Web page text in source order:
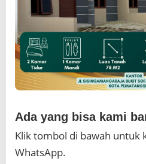
Ada yang bisa kami
Klik tombol di bawah untuk
WhatsApp.